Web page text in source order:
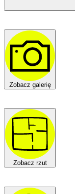
Zobacz galerię
Zobacz rzut